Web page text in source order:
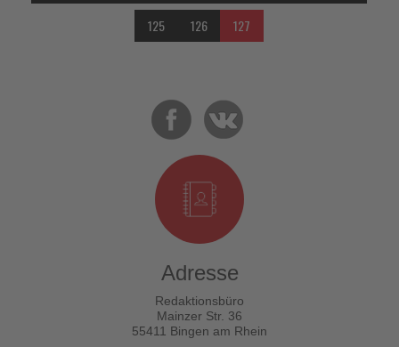
125 126 127
Adresse
Redaktionsbüro
Mainzer Str. 36
55411 Bingen am Rhein